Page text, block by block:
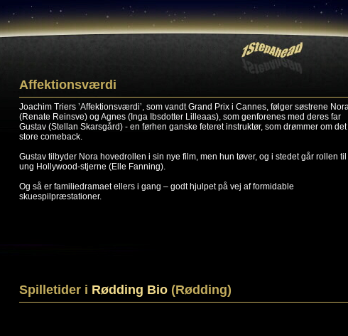
Affektionsværdi
Joachim Triers ’Affektionsværdi’, som vandt Grand Prix i Cannes, følger søstrene
(Renate Reinsve) og Agnes (Inga Ibsdotter Lilleaas), som genforenes med deres far
Gustav (Stellan Skarsgård) - en førhen ganske feteret instruktør, som drømmer om det
store comeback.
Gustav tilbyder Nora hovedrollen i sin nye film, men hun tøver, og i stedet går rollen
ung Hollywood-stjerne (Elle Fanning).
Og så er familiedramaet ellers i gang – godt hjulpet på vej af formidable
skuespilpræstationer.
Spilletider i Rødding Bio (Rødding)